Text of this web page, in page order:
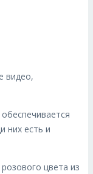
видео,
них есть и
цвета из